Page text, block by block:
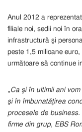
Anul 2012 a
filiale noi, sedii noi în
infrastructură şi
peste 1,5 milioane
următoare să continue
„Ca şi în ultimii ani
şi în îmbunatăţirea
procesele de
firme din grup, EBS